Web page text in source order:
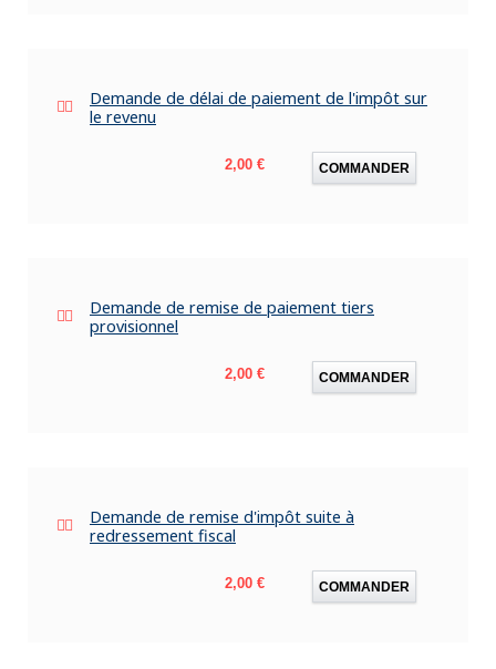
Demande de délai de paiement de l'impôt sur
le revenu
Prix
2,00 € COMMANDER
Demande de remise de paiement tiers
provisionnel
Prix
2,00 € COMMANDER
Demande de remise d'impôt suite à
redressement fiscal
Prix
2,00 € COMMANDER